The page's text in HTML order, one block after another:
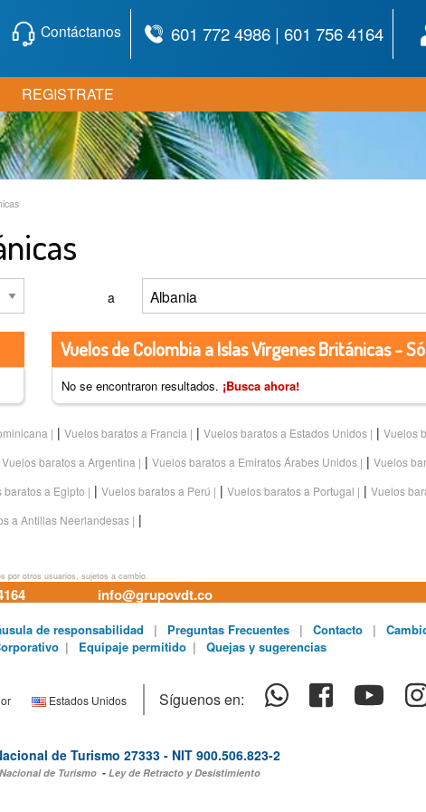
Contáctanos 601 772 4986 | 601 756 4164
REGISTRATE
a
Vuelos de Colombia a Islas Vírgenes Británicas -
No se encontraron resultados. ¡Busca ahora!
| Vuelos baratos a Francia | Vuelos baratos a Estados Unidos | Vuelos
Vuelos baratos a Argentina | Vuelos baratos a Emiratos Árabes Unidos | Vuelos
baratos a Egipto | Vuelos baratos a Perú | Vuelos baratos a Portugal | Vuelos
a Antillas Neerlandesas |
por otros usuarios, sujetos a cambio.
info@grupovdt.co
de responsabilidad | Preguntas Frecuentes | Contacto |
| Equipaje permitido | Quejas y sugerencias
Estados Unidos Síguenos en:
de Turismo 27333 - NIT 900.506.823-2
de Turismo- Ley de Retracto y Desistimiento